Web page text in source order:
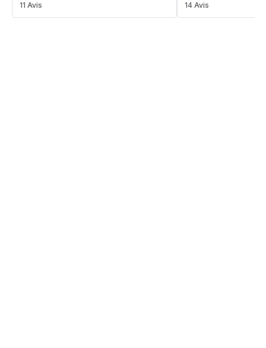
ratings.4.9
11 Avis ratings.4.7
14 Avis